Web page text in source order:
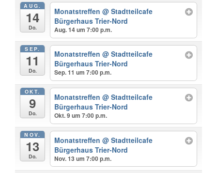
AUG.
14
Do.
Monatstreffen @ Stadtteilcafe
Bürgerhaus Trier-Nord
Aug. 14 um 7:00 p.m.
SEP.
11
Do.
Monatstreffen @ Stadtteilcafe
Bürgerhaus Trier-Nord
Sep. 11 um 7:00 p.m.
OKT.
9
Do.
Monatstreffen @ Stadtteilcafe
Bürgerhaus Trier-Nord
Okt. 9 um 7:00 p.m.
NOV.
13
Do.
Monatstreffen @ Stadtteilcafe
Bürgerhaus Trier-Nord
Nov. 13 um 7:00 p.m.